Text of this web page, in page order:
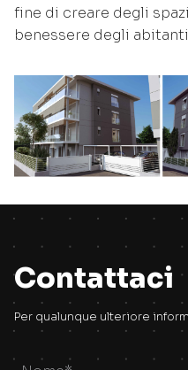
fine di creare degli
benessere degli
Contattaci
Per qualunque ulteriore